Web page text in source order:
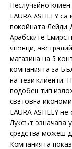
Неслучайно
LAURA ASHLEY
покойната Лейди
Арабските
японци,
магазина на 5
компанията за
на тези клиенти.
подобен тип
световна
LAURA ASHLEY
Луксът означава
средства можеш
Компанията